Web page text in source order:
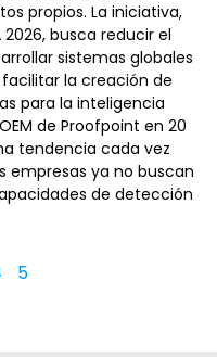
propios. La iniciativa,
busca reducir el
sistemas globales
la creación de
para la inteligencia
de Proofpoint en 20
tendencia cada vez
empresas ya no buscan
de detección
5